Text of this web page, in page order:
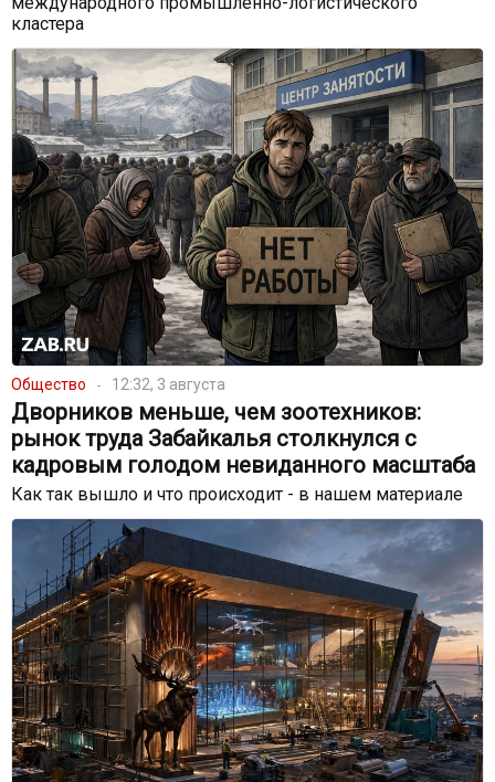
кластера
Общество 12:32, 3 августа
Дворников меньше, чем зоотехников:
рынок труда Забайкалья столкнулся с
кадровым голодом невиданного масштаба
Как так вышло и что происходит - в нашем материале